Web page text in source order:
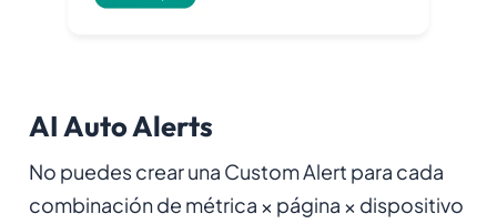
AI Auto Alerts
No puedes crear una Custom Alert para cada
combinación de métrica × página × dispositivo